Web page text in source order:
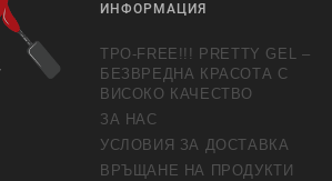
ИНФОРМАЦИЯ
TPO-FREE!!! PRETTY GEL –
БЕЗВРЕДНА КРАСОТА С
ВИСОКО КАЧЕСТВО
ЗА НАС
УСЛОВИЯ ЗА ДОСТАВКА
ВРЪЩАНЕ НА ПРОДУКТИ